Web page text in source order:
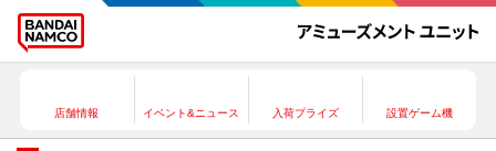
店舗情報 イベント&ニュース 入荷プライズ 設置ゲーム機